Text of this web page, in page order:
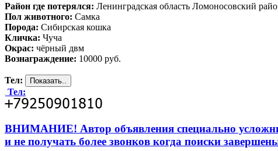
Район где потерялся: Ленинградская область Ломоносовский
Пол животного: Самка
Порода: Сибирская кошка
Кличка: Чуча
Окрас: чёрный двм
Вознаграждение: 10000 руб.
Тел:
Тел:
ВНИМАНИЕ! Автор объявления специально
и не получать более звонков когда поиски